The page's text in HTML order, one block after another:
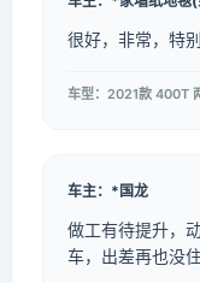
很好，非常，特
车型：2021款 400T
车主：*国龙
做工有待提升，
车，出差再也没